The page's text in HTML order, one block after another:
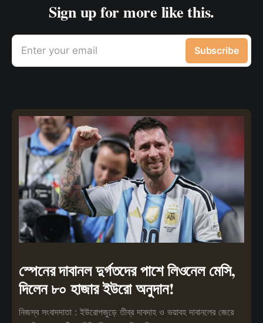
Sign up for more like this.
Enter your email Subscribe
স্পেনের দাবানল দুর্গতদের পাশে লিওনেল মেসি,
দিলেন ৮০ হাজার ইউরো অনুদান!
নিজস্ব সংবাদদাতা : ইউরোপজুড়ে তীব্র দাবদাহ ও ভয়াবহ দাবানলের জেরে